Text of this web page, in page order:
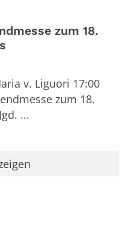
zum 18.
v. Liguori 17:00
zum 18.
...